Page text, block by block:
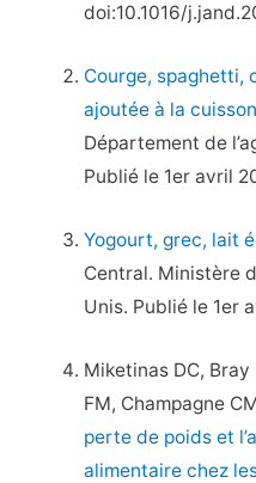
doi:10.1016/
Courge, spaghetti,
ajoutée à la cuisson
Département de
Publié le 1er avril
Yogourt, grec, lait
Central. Ministère
Unis. Publié le 1er
Miketinas DC, Bray
FM, Champagne
perte de poids et
alimentaire chez